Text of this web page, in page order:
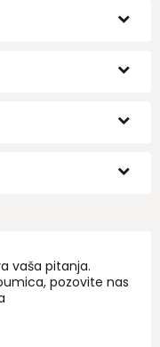
vaša pitanja.
pozovite nas